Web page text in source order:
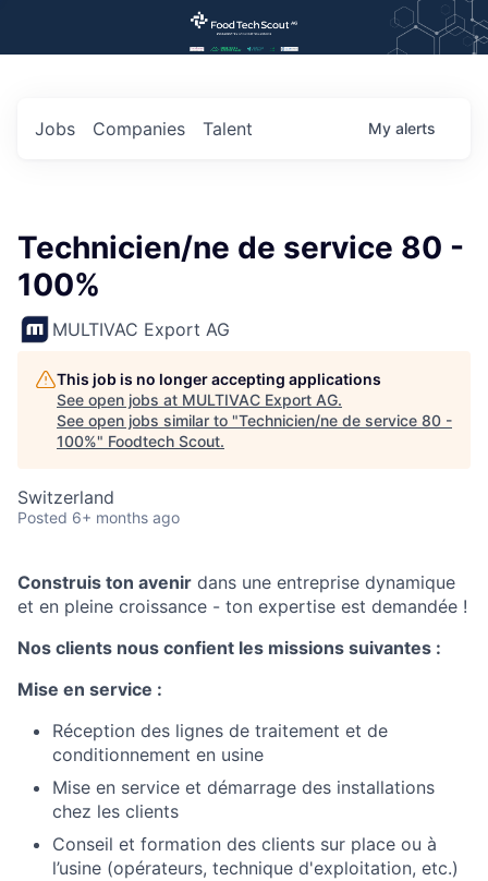
Jobs Companies Talent My alerts
Technicien/ne de service 80 -
100%
MULTIVAC Export AG
This job is no longer accepting applications
See open jobs at MULTIVAC Export AG.
See open jobs similar to "Technicien/ne de service 80 -
100%" Foodtech Scout.
Switzerland
Posted 6+ months ago
Construis ton avenir dans une entreprise dynamique
et en pleine croissance - ton expertise est demandée !
Nos clients nous confient les missions suivantes :
Mise en service :
Réception des lignes de traitement et de
conditionnement en usine
Mise en service et démarrage des installations
chez les clients
Conseil et formation des clients sur place ou à
l’usine (opérateurs, technique d'exploitation, etc.)